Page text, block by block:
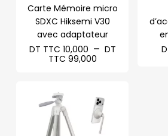
Carte Mémoire micro
SDXC Hiksemi V30
avec adaptateur
DT TTC 10,000 – DT
TTC 99,000Plage
TTC 10,000
à
DT
TTC 99,000